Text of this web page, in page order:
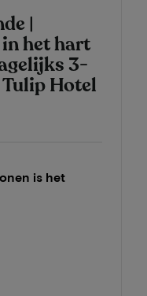
|
het hart
3-
Hotel
is het